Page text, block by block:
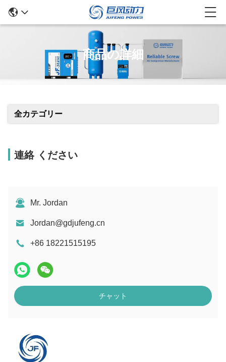
商品の詳細
全カテゴリー
連絡 ください
Mr. Jordan
Jordan@gdjufeng.cn
+86 18221515195
チャット